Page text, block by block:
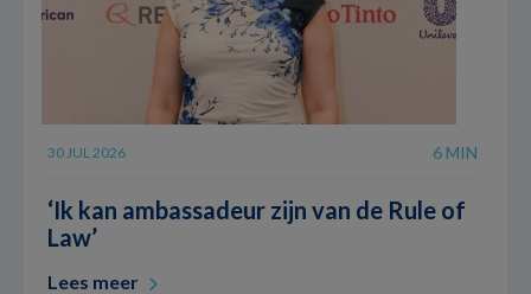
30 JUL 2026 6 MIN
‘Ik kan ambassadeur zijn van de Rule of
Law’
Lees meer